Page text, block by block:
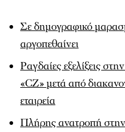
Σε δημογραφικό
αργοπεθαίνει
Ραγδαίες εξελίξεις
«CZ» μετά από
εταιρεία
Πλήρης ανατροπή